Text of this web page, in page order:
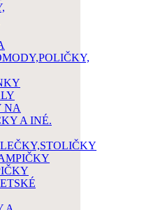
NA
A INÉ.